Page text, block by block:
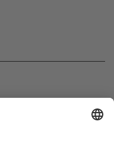
von der «Theater